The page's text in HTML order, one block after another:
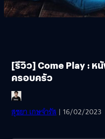
[รีวิว] Come Play :
ครอบครัว
สุชยา เกษจำรัส | 16/02/2023